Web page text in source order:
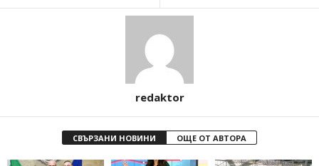
redaktor
СВЪРЗАНИ НОВИНИ ОЩЕ ОТ АВТОРА